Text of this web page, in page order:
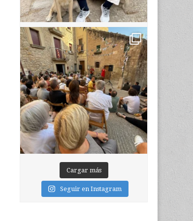
Cargar más
Seguir en Instagram